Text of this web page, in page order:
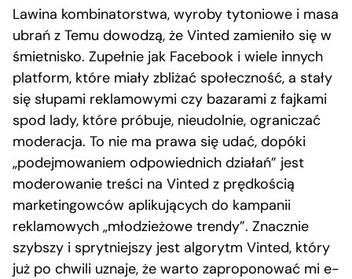
Lawina kombinatorstwa, wyroby tytoniowe i masa
ubrań z Temu dowodzą, że Vinted zamieniło się w
śmietnisko. Zupełnie jak Facebook i wiele innych
platform, które miały zbliżać społeczność, a stały
się słupami reklamowymi czy bazarami z fajkami
spod lady, które próbuje, nieudolnie, ograniczać
moderacja. To nie ma prawa się udać, dopóki
„podejmowaniem odpowiednich działań” jest
moderowanie treści na Vinted z prędkością
marketingowców aplikujących do kampanii
reklamowych „młodzieżowe trendy”. Znacznie
szybszy i sprytniejszy jest algorytm Vinted, który
już po chwili uznaje, że warto zaproponować mi e-